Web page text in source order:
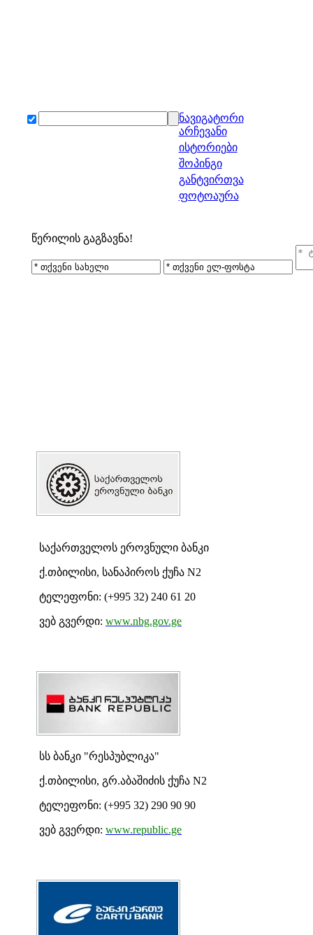
ნავიგატორი
არჩევანი
ისტორიები
შოპინგი
განტვირთვა
ფოტოაურა
წერილის გაგზავნა!
საქართველოს ეროვნული ბანკი
ქ.თბილისი, სანაპიროს ქუჩა N2
ტელეფონი: (+995 32) 240 61 20
ვებ გვერდი: www.nbg.gov.ge
სს ბანკი "რესპუბლიკა"
ქ.თბილისი, გრ.აბაშიძის ქუჩა N2
ტელეფონი: (+995 32) 290 90 90
ვებ გვერდი: www.republic.ge